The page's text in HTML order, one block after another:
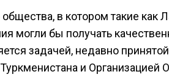
в котором такие как
могли бы получать
задачей, недавно
и Организацией